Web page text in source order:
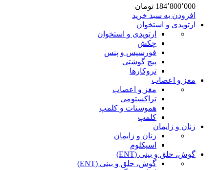
184٬800٬000 تومان
افزودن به سبد خرید
ارتوپدی و استخوان
ارتوپدی و استخوان
چکش
فورسپس و پنس
پیچ گوشتی
تروکارها
مغز و اعصاب
مغز و اعصاب
تراکستومی
هموستات و کلمپ
کلمپ
زنان و زایمان
زنان و زایمان
اسپکلوم
گوش، حلق و بینی (ENT)
گوش، حلق و بینی (ENT)